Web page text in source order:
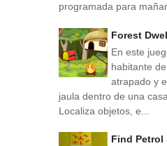
programada para
Forest
En este
habitante
atrapado y
jaula dentro de una
Localiza objetos, e...
Find Petrol